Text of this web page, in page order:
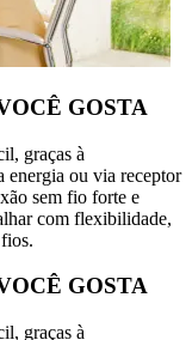
GOSTA
graças à
energia ou via receptor
sem fio forte e
com flexibilidade,
GOSTA
graças à